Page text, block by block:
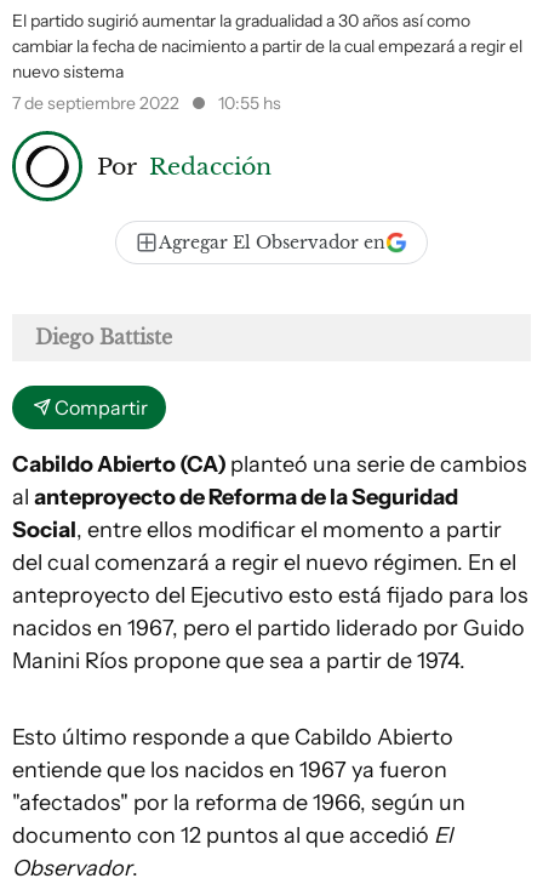
El partido sugirió aumentar la gradualidad a 30 años así como
cambiar la fecha de nacimiento a partir de la cual empezará a regir el
nuevo sistema
7 de septiembre 2022
10:55 hs
Por Redacción
Agregar El Observador en
Diego Battiste
Compartir
Cabildo Abierto (CA) planteó una serie de cambios
al anteproyecto de Reforma de la Seguridad
Social, entre ellos modificar el momento a partir
del cual comenzará a regir el nuevo régimen. En el
anteproyecto del Ejecutivo esto está fijado para los
nacidos en 1967, pero el partido liderado por Guido
Manini Ríos propone que sea a partir de 1974.
Esto último responde a que Cabildo Abierto
entiende que los nacidos en 1967 ya fueron
"afectados" por la reforma de 1966, según un
documento con 12 puntos al que accedió El
Observador.